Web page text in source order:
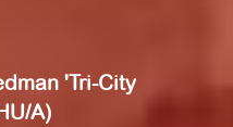
'Tri-City
A)